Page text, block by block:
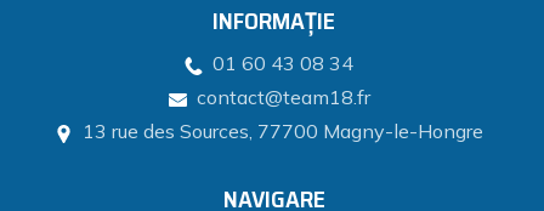
INFORMAȚIE
01 60 43 08 34
contact@team18.fr
13 rue des Sources, 77700 Magny-le-Hongre
NAVIGARE